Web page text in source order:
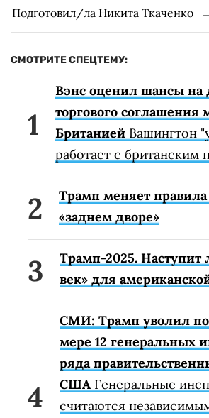
Подготовил/ла Никита Ткаченко
СМОТРИТЕ СПЕЦТЕМУ:
Вэнс оценил шансы на
торгового
Британией Вашингтон
работает с британским
Трамп меняет
«заднем дворе»
Трамп-2025. Наступит
век» для
СМИ: Трамп уволил
мере 12 генеральных
ряда
США Генеральные
считаются